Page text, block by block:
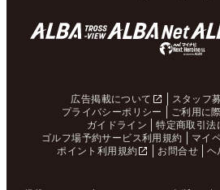
広告掲載について スタッフ
プライバシーポリシー
ご利用に
ガイドライン
特定商取引法
ゴルフ場予約サービス利用規約
マイ
ポイント利用規約
お問合せ ヘ